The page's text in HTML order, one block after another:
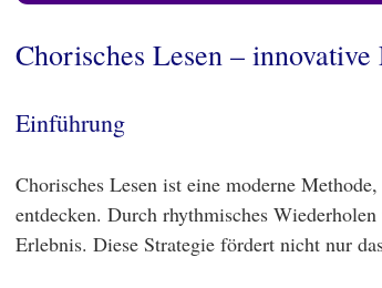
Chorisches Lesen –
Einführung
Chorisches Lesen ist eine moderne
entdecken. Durch rhythmisches
Erlebnis. Diese Strategie fördert nicht nur